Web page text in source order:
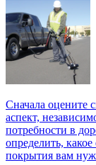
Сначала оцените
аспект,
потребности в
определить,
покрытия вам